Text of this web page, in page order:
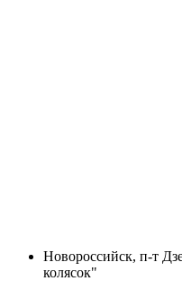
Новороссийск, п-т
колясок"